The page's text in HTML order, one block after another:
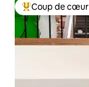
Coup de cœur
Coup de